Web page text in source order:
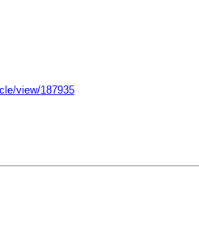
view/187935